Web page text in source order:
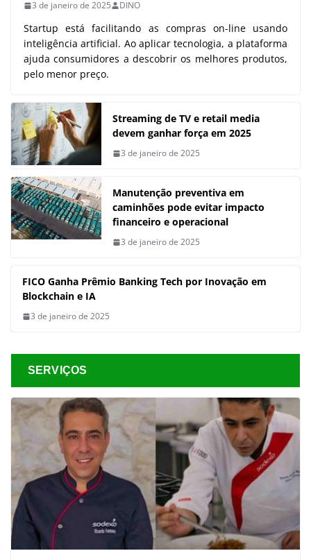
3 de janeiro de 2025 DINO
Startup está facilitando as compras on-line usando
inteligência artificial. Ao aplicar tecnologia, a plataforma
ajuda consumidores a descobrir os melhores produtos,
pelo menor preço.
Streaming de TV e retail media
devem ganhar força em 2025
3 de janeiro de 2025
Manutenção preventiva em
caminhões pode evitar impacto
financeiro e operacional
3 de janeiro de 2025
FICO Ganha Prêmio Banking Tech por Inovação em
Blockchain e IA
3 de janeiro de 2025
SERVIÇOS